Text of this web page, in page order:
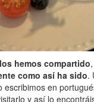
hemos compartido
como así ha sido.
escribimos en
y así lo